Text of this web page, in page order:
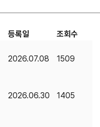
등록일
조회수
2026.07.08 1509
2026.06.30 1405